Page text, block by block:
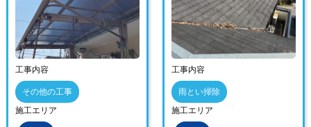
工事内容
その他の工事
施工エリア
工事内容
雨とい掃除
施工エリア